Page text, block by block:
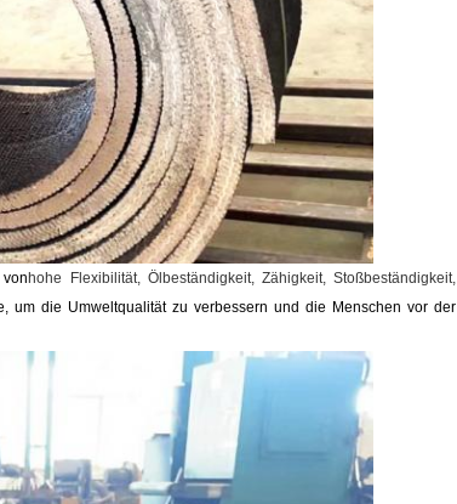
hohe Flexibilität, Ölbeständigkeit, Zähigkeit, Stoßbeständigkeit,
um die Umweltqualität zu verbessern und die Menschen vor der